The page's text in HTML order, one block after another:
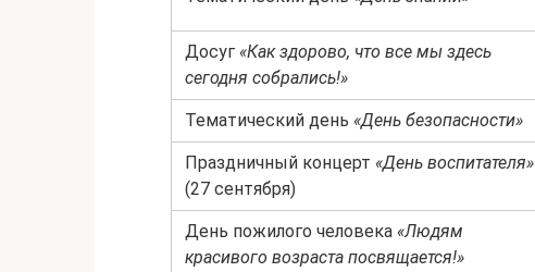
Досуг «Как здорово, что все мы здесь
сегодня собрались!»
Тематический день «День безопасности»
Праздничный концерт «День воспитателя»
(27 сентября)
День пожилого человека «Людям
красивого возраста посвящается!»